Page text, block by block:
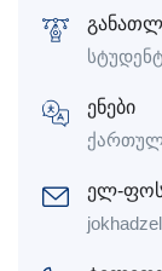
ენები
ელ-